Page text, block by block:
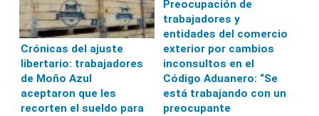
Crónicas del ajuste
libertario: trabajadores
de Moño Azul
aceptaron que les
recorten el sueldo para
Preocupación de
trabajadores y
entidades del comercio
exterior por cambios
inconsultos en el
Código Aduanero: “Se
está trabajando con un
preocupante